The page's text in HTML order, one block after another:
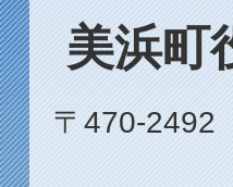
美浜町
〒470-2492